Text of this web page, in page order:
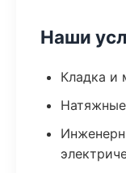
Наши
Кладка и